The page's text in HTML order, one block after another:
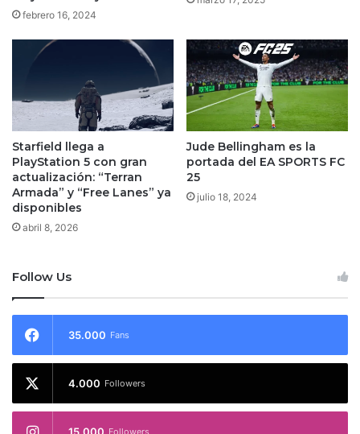
febrero 16, 2024
Starfield llega a
PlayStation 5 con gran
actualización: “Terran
Armada” y “Free Lanes” ya
disponibles
abril 8, 2026
Jude Bellingham es la
portada del EA SPORTS FC
25
julio 18, 2024
Follow Us
35.000 Fans
4.000 Followers
15.000 Followers